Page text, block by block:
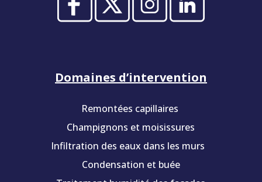
Domaines d’intervention
Remontées capillaires
Champignons et moisissures
Infiltration des eaux dans les murs
Condensation et buée